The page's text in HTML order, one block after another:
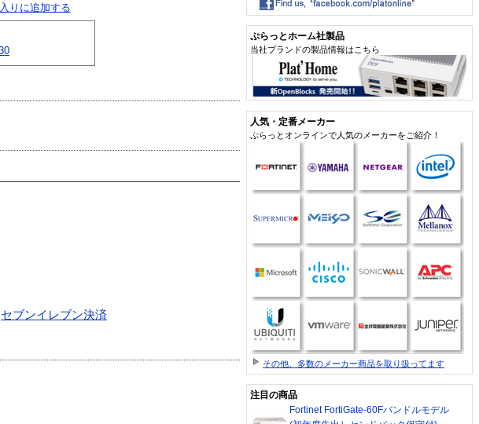
りに追加する
セブンイレブン決済
ぷらっとホーム社製品
当社ブランドの製品情報はこちら
人気・定番メーカー
ぷらっとオンラインで人気のメーカーをご紹介！
その他、多数のメーカー商品を取り扱ってます
注目の商品
Fortinet FortiGate-60Fバンドルモデル